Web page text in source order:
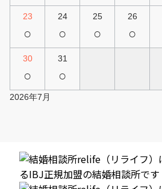
23
○
24
○
25
○
26
○
30
○
31
○
2026年7月